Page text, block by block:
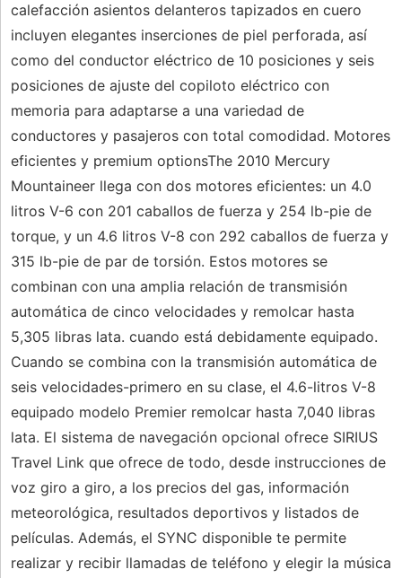
calefacción asientos delanteros tapizados en cuero
incluyen elegantes inserciones de piel perforada, así
como del conductor eléctrico de 10 posiciones y seis
posiciones de ajuste del copiloto eléctrico con
memoria para adaptarse a una variedad de
conductores y pasajeros con total comodidad. Motores
eficientes y premium optionsThe 2010 Mercury
Mountaineer llega con dos motores eficientes: un 4.0
litros V-6 con 201 caballos de fuerza y ​​254 lb-pie de
torque, y un 4.6 litros V-8 con 292 caballos de fuerza y
​​315 lb-pie de par de torsión. Estos motores se
combinan con una amplia relación de transmisión
automática de cinco velocidades y remolcar hasta
5,305 libras lata. cuando está debidamente equipado.
Cuando se combina con la transmisión automática de
seis velocidades-primero en su clase, el 4.6-litros V-8
equipado modelo Premier remolcar hasta 7,040 libras
lata. El sistema de navegación opcional ofrece SIRIUS
Travel Link que ofrece de todo, desde instrucciones de
voz giro a giro, a los precios del gas, información
meteorológica, resultados deportivos y listados de
películas. Además, el SYNC disponible te permite
realizar y recibir llamadas de teléfono y elegir la música